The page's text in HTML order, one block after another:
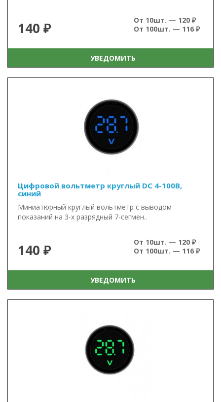
140 ₽
От 10шт. — 120 ₽
От 100шт. — 116 ₽
УВЕДОМИТЬ
Цифровой вольтметр круглый DC 4-100В,
синий
Миниатюрный круглый вольтметр с выводом
показаний на 3-х разрядный 7-сегмен..
140 ₽
От 10шт. — 120 ₽
От 100шт. — 116 ₽
УВЕДОМИТЬ